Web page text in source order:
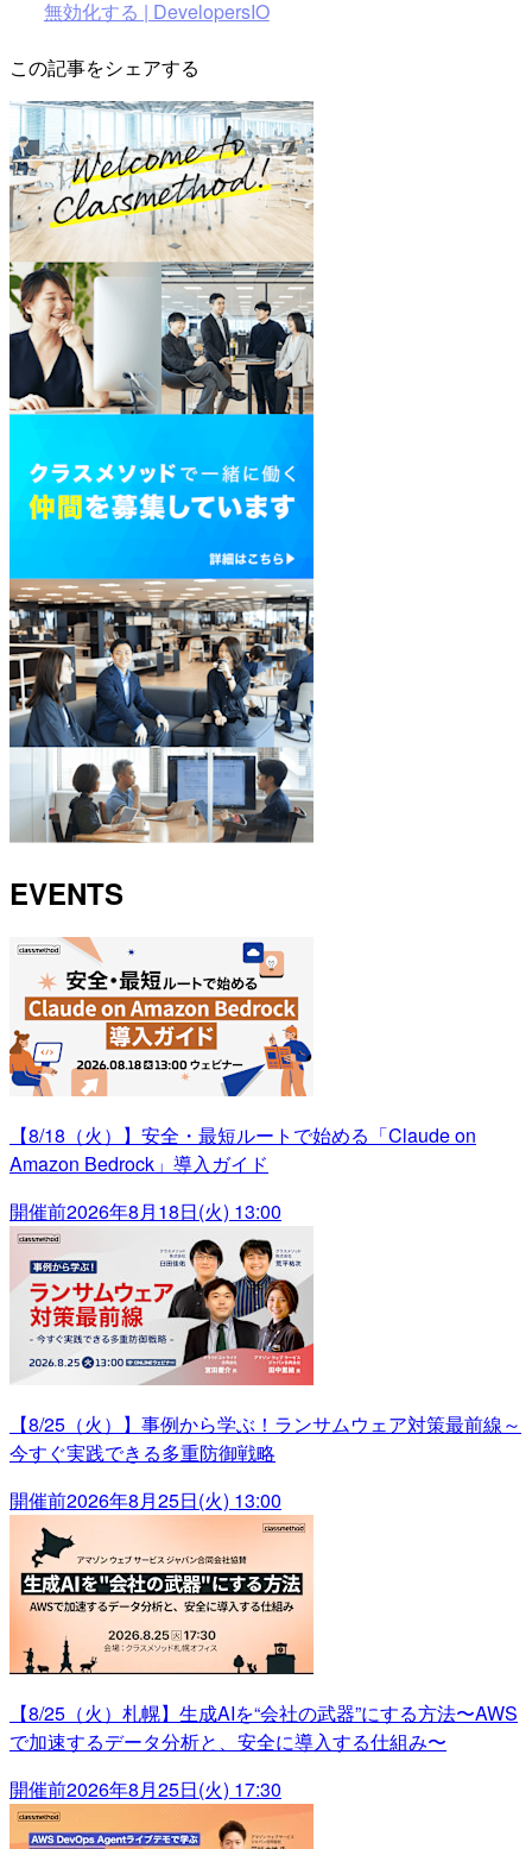
無効化する | DevelopersIO
この記事をシェアする
EVENTS
【8/18（火）】安全・最短ルートで始める「Claude on
Amazon Bedrock」導入ガイド
開催前2026年8月18日(火) 13:00
【8/25（火）】事例から学ぶ！ランサムウェア対策最前線～
今すぐ実践できる多重防御戦略
開催前2026年8月25日(火) 13:00
【8/25（火）札幌】生成AIを“会社の武器”にする方法〜AWS
で加速するデータ分析と、安全に導入する仕組み〜
開催前2026年8月25日(火) 17:30